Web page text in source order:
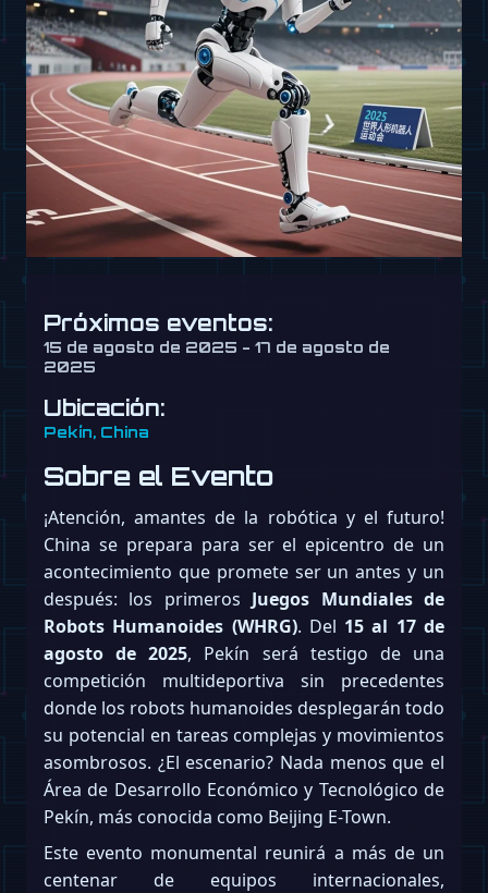
Próximos eventos:
15 de agosto de 2025 - 17 de agosto de
2025
Ubicación:
Pekín, China
Sobre el Evento
¡Atención, amantes de la robótica y el futuro!
China se prepara para ser el epicentro de un
acontecimiento que promete ser un antes y un
después: los primeros Juegos Mundiales de
Robots Humanoides (WHRG). Del 15 al 17 de
agosto de 2025, Pekín será testigo de una
competición multideportiva sin precedentes
donde los robots humanoides desplegarán todo
su potencial en tareas complejas y movimientos
asombrosos. ¿El escenario? Nada menos que el
Área de Desarrollo Económico y Tecnológico de
Pekín, más conocida como Beijing E-Town.
Este evento monumental reunirá a más de un
centenar de equipos internacionales,